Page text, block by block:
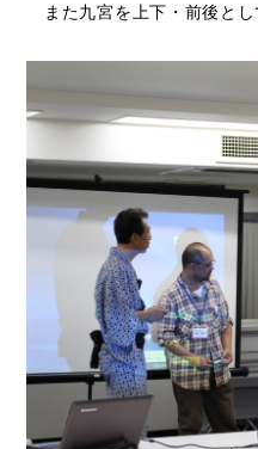
また九宮を上下・前後とし